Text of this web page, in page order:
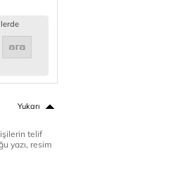
Yukarı
telif
yazı, resim